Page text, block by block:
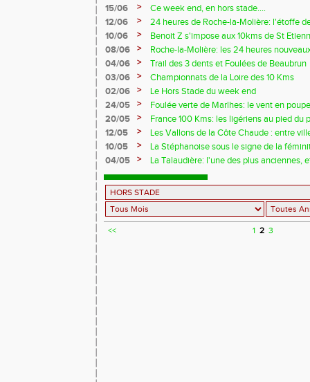
15/06
>
Ce week end, en hors stade....
12/06
>
24 heures de Roche-la-Molière: l'étoffe
10/06
>
Benoit Z s'impose aux 10kms de St
08/06
>
Roche-la-Molière: les 24 heures
04/06
>
Trail des 3 dents et Foulées de Beaubrun
03/06
>
Championnats de la Loire des 10 Kms
02/06
>
Le Hors Stade du week end
24/05
>
Foulée verte de Marlhes: le vent en poupe
20/05
>
France 100 Kms: les ligériens au pied du
12/05
>
Les Vallons de la Côte Chaude : entre
10/05
>
La Stéphanoise sous le signe de la
04/05
> La Talaudière: l'une des plus anciennes,
<< 1 2 3